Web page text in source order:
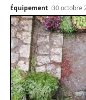
Équipement 30 octobre